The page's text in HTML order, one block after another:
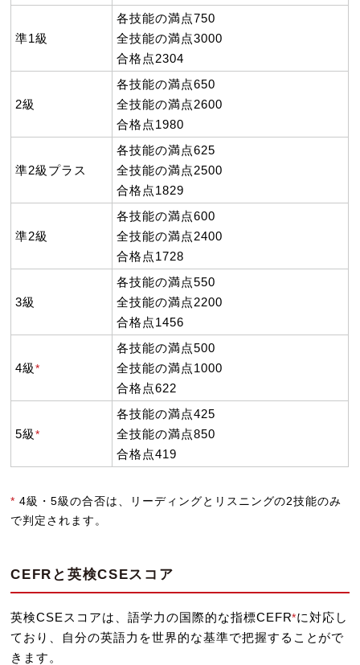
準1級
各技能の満点750
全技能の満点3000
合格点2304
2級
各技能の満点650
全技能の満点2600
合格点1980
準2級プラス
各技能の満点625
全技能の満点2500
合格点1829
準2級
各技能の満点600
全技能の満点2400
合格点1728
3級
各技能の満点550
全技能の満点2200
合格点1456
4級*
各技能の満点500
全技能の満点1000
合格点622
5級*
各技能の満点425
全技能の満点850
合格点419
* 4級・5級の合否は、リーディングとリスニングの2技能のみ
で判定されます。
CEFRと英検CSEスコア
英検CSEスコアは、語学力の国際的な指標CEFR*に対応し
ており、自分の英語力を世界的な基準で把握することがで
きます。